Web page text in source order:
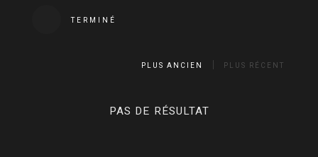
TERMINÉ
PLUS ANCIEN PLUS RÉCENT
PAS DE RÉSULTAT